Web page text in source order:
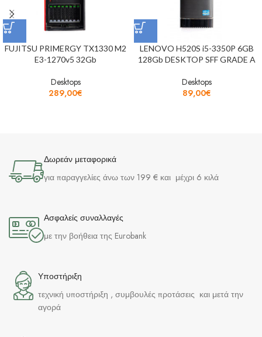
FUJITSU PRIMERGY TX1330 M2
E3-1270v5 32Gb
Desktops
289,00€
LENOVO H520S i5-3350P 6GB
128Gb DESKTOP SFF GRADE A
Desktops
89,00€
Δωρεάν μεταφορικά
για παραγγελίες άνω των 199 € και μέχρι 6 κιλά
Ασφαλείς συναλλαγές
με την βοήθεια της Eurobank
Υποστήριξη
τεχνική υποστήριξη , συμβουλές προτάσεις και μετά την
αγορά